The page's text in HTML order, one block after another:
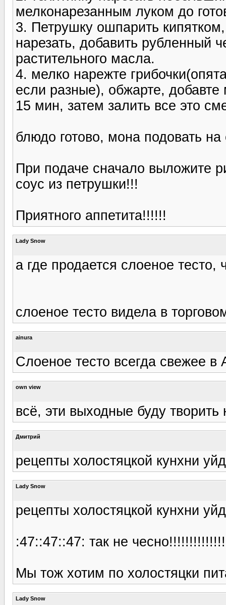
мелконарезанным луком до
3. Петрушку ошпарить
нарезать, добавить рубленный
растительного масла.
4. мелко нарежте
если разные), обжарте,
15 мин, затем залить все это
блюдо готово, мона подовать на
При подаче сначало выложите
соус из петрушки!!!
Приятного аппетита!!!!!!
Lady Snow
а где продается слоеное тесто,
слоеное тесто видела в
ainura
Слоеное тесто всегда свежее в
own view
всё, эти выходные буду
Дмитрий
рецепты холостяцкой кунхни
Lady Snow
рецепты холостяцкой кунхни
:47::47::47: так не чесно!!!!!!!!!!!!!!
Мы тож хотим по холостяцки
Lady Snow